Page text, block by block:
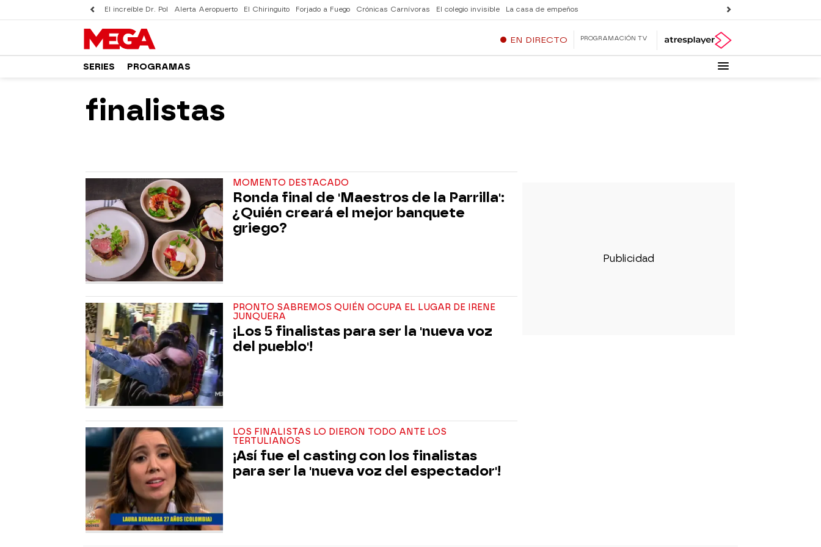
El increíble Dr. Pol Alerta Aeropuerto El Chiringuito Forjado a Fuego Crónicas Carnívoras El colegio invisible La casa de empeños
EN DIRECTO PROGRAMACIÓN TV
SERIES PROGRAMAS
finalistas
MOMENTO DESTACADO
Ronda final de 'Maestros de la Parrilla':
¿Quién creará el mejor banquete
griego?
PRONTO SABREMOS QUIÉN OCUPA EL LUGAR DE IRENE
JUNQUERA
¡Los 5 finalistas para ser la 'nueva voz
del pueblo'!
LOS FINALISTAS LO DIERON TODO ANTE LOS
TERTULIANOS
¡Así fue el casting con los finalistas
para ser la 'nueva voz del espectador'!